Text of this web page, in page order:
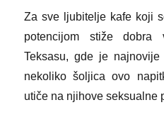
Za sve ljubitelje kafe koji
potencijom stiže
Teksasu, gde je
nekoliko šoljica ovo
utiče na njihove seksualne